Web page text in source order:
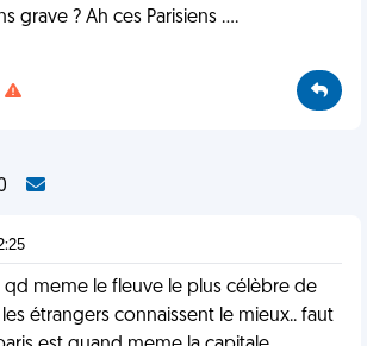
grave ? Ah ces Parisiens ....
qd meme le fleuve le plus célèbre de
étrangers connaissent le mieux.. faut